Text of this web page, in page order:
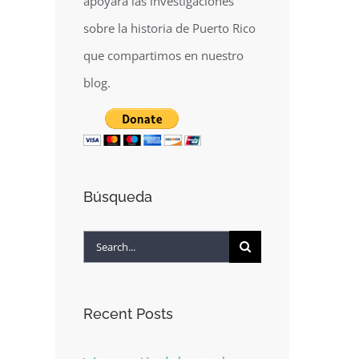
sobre la historia de Puerto Rico
que compartimos en nuestro
blog.
Búsqueda
Search
Recent Posts